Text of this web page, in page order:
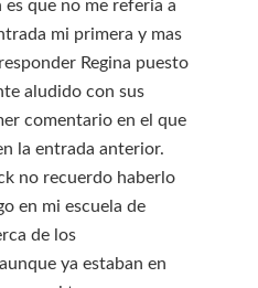
que no me referia a
mi primera y mas
Regina puesto
aludido con sus
comentario en el que
la entrada anterior.
no recuerdo haberlo
en mi escuela de
de los
ya estaban en